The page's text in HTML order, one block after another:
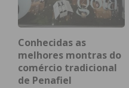
Conhecidas as
melhores montras do
comércio tradicional
de Penafiel